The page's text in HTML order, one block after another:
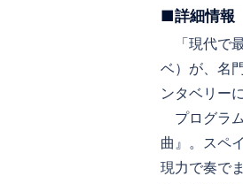
■詳細情報
「現代で
ベ）が、名
ンタベリー
プログラ
曲』。スペ
現力で奏で